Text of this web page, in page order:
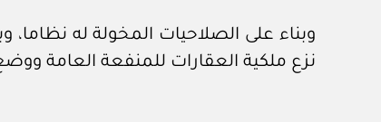
نزع ملكية العقارات للمنفعة العامة